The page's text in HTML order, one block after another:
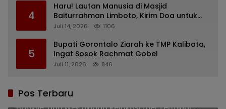
4
Haru! Lautan Manusia di Masjid
Baiturrahman Limboto, Kirim Doa untuk
Almarhum Rachmat Gobel
Juli 14, 2026 1106
5
Bupati Gorontalo Ziarah ke TMP Kalibata,
Ingat Sosok Rachmat Gobel
Juli 11, 2026 846
Pos Terbaru
Mikson Yapanto Titip Aspirasi Strategis ke Rusli